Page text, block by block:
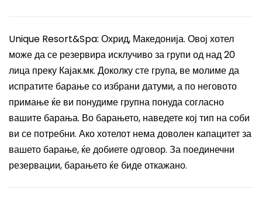
Unique Resort&Spa: Охрид, Македонија. Овој хотел
може да се резервира исклучиво за групи од над 20
лица преку Кајак.мк. Доколку сте група, ве молиме да
испратите барање со избрани датуми, а по неговото
примање ќе ви понудиме групна понуда согласно
вашите барања. Во барањето, наведете кој тип на соби
ви се потребни. Ако хотелот нема доволен капацитет за
вашето барање, ќе добиете одговор. За поединечни
резервации, барањето ќе биде откажано.